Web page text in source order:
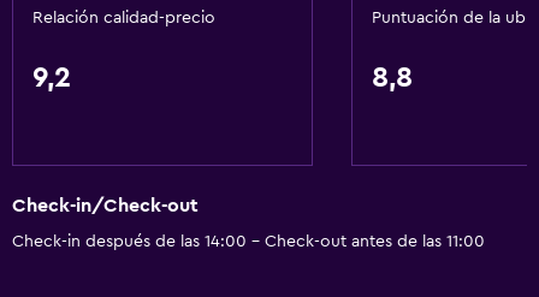
Cámaras CCTV en el exterior
Detector de monóxido de carbono
Relación calidad-precio
9,2
Puntuación de la
8,8
Check-in/Check-out
Check-in después de las 14:00 - Check-out antes de las 11:00